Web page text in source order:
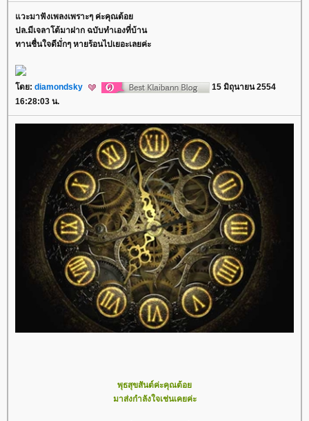
วะมาฟังเพลงเพราะๆ ค่ะคุณต้อ
ปล.มีเจลาโต้มาฝาก ฉบับทำเองที่บ้าน
ทานชื่นใจดีมั่กๆ หายร้อนไปเยอะเลยค่ะ
ดย: diamondsky
15 มิถุนายน 2554
16:28:03 น.
พุธสุขสันต์ค่ะคุณต้อ
มาส่งกำลังใจเช่นเคยค่ะ